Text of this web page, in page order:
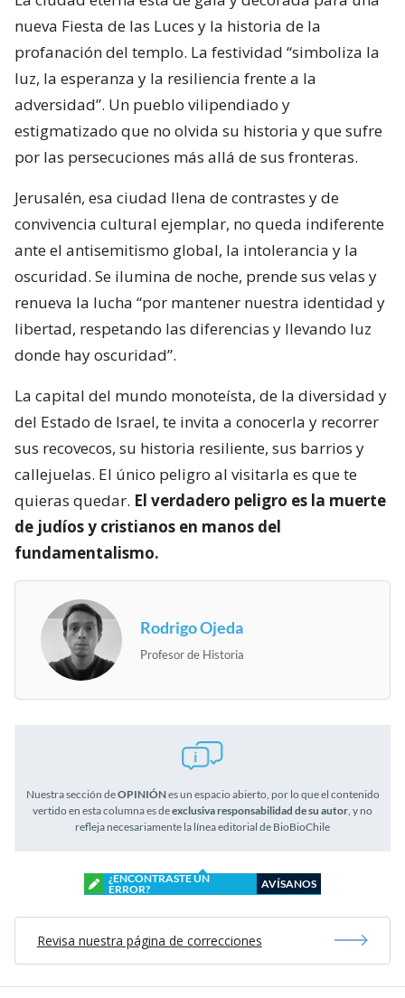
nueva Fiesta de las Luces y la historia de la
profanación del templo. La festividad “simboliza la
luz, la esperanza y la resiliencia frente a la
adversidad”. Un pueblo vilipendiado y
estigmatizado que no olvida su historia y que sufre
por las persecuciones más allá de sus fronteras.
Jerusalén, esa ciudad llena de contrastes y de
convivencia cultural ejemplar, no queda indiferente
ante el antisemitismo global, la intolerancia y la
oscuridad. Se ilumina de noche, prende sus velas y
renueva la lucha “por mantener nuestra identidad y
libertad, respetando las diferencias y llevando luz
donde hay oscuridad”.
La capital del mundo monoteísta, de la diversidad y
del Estado de Israel, te invita a conocerla y recorrer
sus recovecos, su historia resiliente, sus barrios y
callejuelas. El único peligro al visitarla es que te
quieras quedar. El verdadero peligro es la muerte
de judíos y cristianos en manos del
fundamentalismo.
Rodrigo Ojeda
Profesor de Historia
Nuestra sección deOPINIÓNes un espacio abierto, por lo que el contenido
vertido en esta columna es deexclusiva responsabilidad de su autor , y no
refleja necesariamente la línea editorial de BioBioChile
¿ENCONTRASTE UN
ERROR?
AVÍSANOS
Revisa nuestra página de correcciones